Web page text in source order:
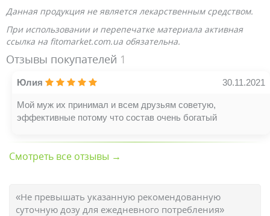
Данная продукция не является лекарственным средством.
При использовании и перепечатке материала активная
ссылка на fitomarket.com.ua обязательна.
Отзывы покупателей 1
Юлия 30.11.2021
Мой муж их принимал и всем друзьям советую,
эффективные потому что состав очень богатый
Смотреть все отзывы →
«Не превышать указанную рекомендованную
суточную дозу для ежедневного потребления»